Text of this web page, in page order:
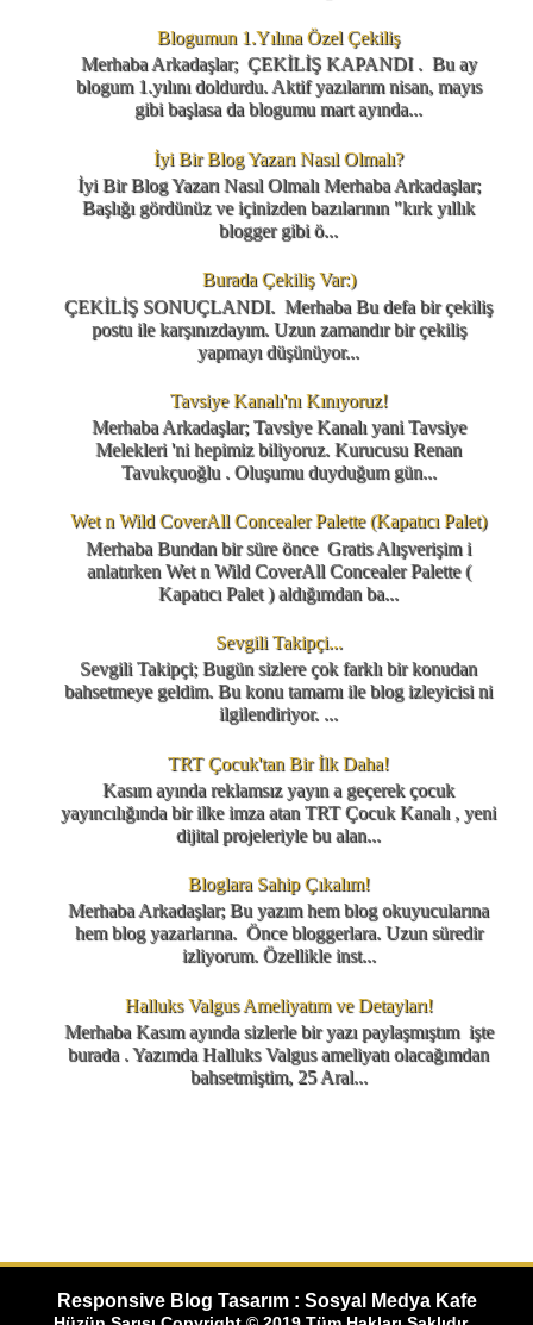
Blogumun 1.Yılına Özel Çekiliş
Merhaba Arkadaşlar; ÇEKİLİŞ KAPANDI . Bu ay
blogum 1.yılını doldurdu. Aktif yazılarım nisan, mayıs
gibi başlasa da blogumu mart ayında...
İyi Bir Blog Yazarı Nasıl Olmalı?
İyi Bir Blog Yazarı Nasıl Olmalı Merhaba Arkadaşlar;
Başlığı gördünüz ve içinizden bazılarının "kırk yıllık
blogger gibi ö...
Burada Çekiliş Var:)
ÇEKİLİŞ SONUÇLANDI. Merhaba Bu defa bir çekiliş
postu ile karşınızdayım. Uzun zamandır bir çekiliş
yapmayı düşünüyor...
Tavsiye Kanalı'nı Kınıyoruz!
Merhaba Arkadaşlar; Tavsiye Kanalı yani Tavsiye
Melekleri 'ni hepimiz biliyoruz. Kurucusu Renan
Tavukçuoğlu . Oluşumu duyduğum gün...
Wet n Wild CoverAll Concealer Palette (Kapatıcı Palet)
Merhaba Bundan bir süre önce Gratis Alışverişim i
anlatırken Wet n Wild CoverAll Concealer Palette (
Kapatıcı Palet ) aldığımdan ba...
Sevgili Takipçi...
Sevgili Takipçi; Bugün sizlere çok farklı bir konudan
bahsetmeye geldim. Bu konu tamamı ile blog izleyicisi ni
ilgilendiriyor. ...
TRT Çocuk'tan Bir İlk Daha!
Kasım ayında reklamsız yayın a geçerek çocuk
yayıncılığında bir ilke imza atan TRT Çocuk Kanalı , yeni
dijital projeleriyle bu alan...
Bloglara Sahip Çıkalım!
Merhaba Arkadaşlar; Bu yazım hem blog okuyucularına
hem blog yazarlarına. Önce bloggerlara. Uzun süredir
izliyorum. Özellikle inst...
Halluks Valgus Ameliyatım ve Detayları!
Merhaba Kasım ayında sizlerle bir yazı paylaşmıştım işte
burada . Yazımda Halluks Valgus ameliyatı olacağımdan
bahsetmiştim, 25 Aral...
Responsive Blog Tasarım : Sosyal Medya Kafe